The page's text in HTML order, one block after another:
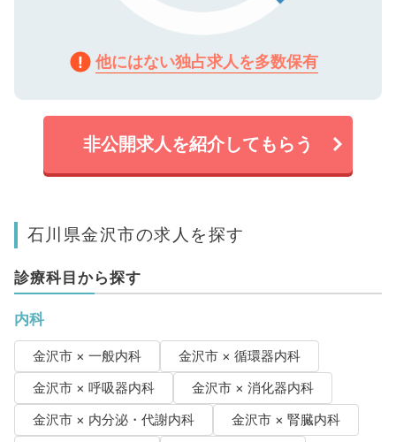
他にはない独占求人を多数保有
非公開求人を紹介してもらう
石川県金沢市の求人を探す
診療科目から探す
内科
金沢市 × 一般内科
金沢市 × 循環器内科
金沢市 × 呼吸器内科
金沢市 × 消化器内科
金沢市 × 内分泌・代謝内科
金沢市 × 腎臓内科